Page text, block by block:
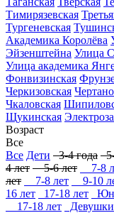
Тимирязевская
Тургеневская
Академика Королёва
Эйзенштейна Улица
Улица академика
Фонвизинская
Черкизовская
Чкаловская
Щукинская
Возраст
Все
Все Дети 3-4 года 5-
4 лет 5-6 лет 7-8
лет
7-8 лет 9-10
16 лет
17-18 лет
17-18 лет
Девушки